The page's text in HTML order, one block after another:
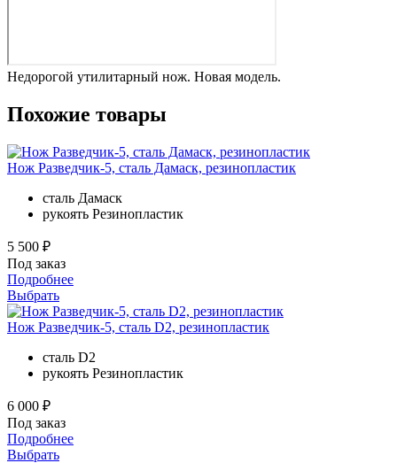
Недорогой утилитарный нож. Новая модель.
Похожие товары
Нож Разведчик-5, сталь Дамаск, резинопластик
сталь Дамаск
рукоять Резинопластик
5 500 ₽
Под заказ
Подробнее
Выбрать
Нож Разведчик-5, сталь D2, резинопластик
сталь D2
рукоять Резинопластик
6 000 ₽
Под заказ
Подробнее
Выбрать